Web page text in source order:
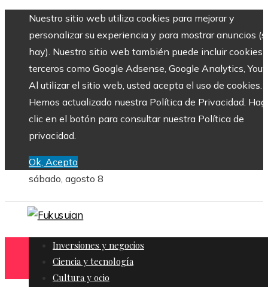
Nuestro sitio web utiliza cookies para mejorar y
personalizar su experiencia y para mostrar anuncios
hay). Nuestro sitio web también puede incluir cookies
terceros como Google Adsense, Google Analytics,
Al utilizar el sitio web, usted acepta el uso de cookies.
Hemos actualizado nuestra Política de Privacidad.
clic en el botón para consultar nuestra Política de
privacidad.
Ok, Acepto
sábado, agosto 8
Inversiones y negocios
Ciencia y tecnología
Cultura y ocio